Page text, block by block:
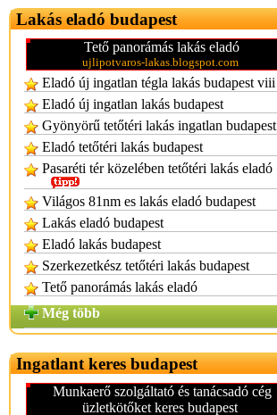
Lakás eladó budapest
Tető panorámás lakás eladó
ujlipotvaros-lakas.blogspot.com
Eladó új ingatlan tégla lakás budapest viii
Eladó új ingatlan lakás budapest
Gyönyörű tetőtéri lakás ingatlan budapest
Eladó tetőtéri lakás budapest
Pasaréti tér közelében tetőtéri lakás eladó
Világos 81nm es lakás eladó budapest
Lakás eladó budapest
Eladó lakás budapest
Szerkezetkész tetőtéri lakás budapest
Tető panorámás lakás eladó
Még több
Ingatlant keres budapest
Munkaerő szolgáltató és tanácsadó cég
üzletkötőket keres budapest